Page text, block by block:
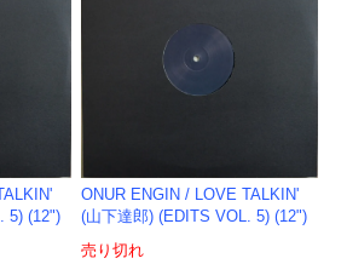
5) (12")
ONUR ENGIN / LOVE TALKIN'
(山下達郎) (EDITS VOL. 5) (12")
売り切れ